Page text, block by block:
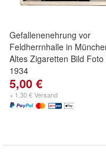
Gefallenenehrung vor
Feldherrnhalle in
Altes Zigaretten Bild Foto
1934
5,00 €
+ 1,30 € Versand